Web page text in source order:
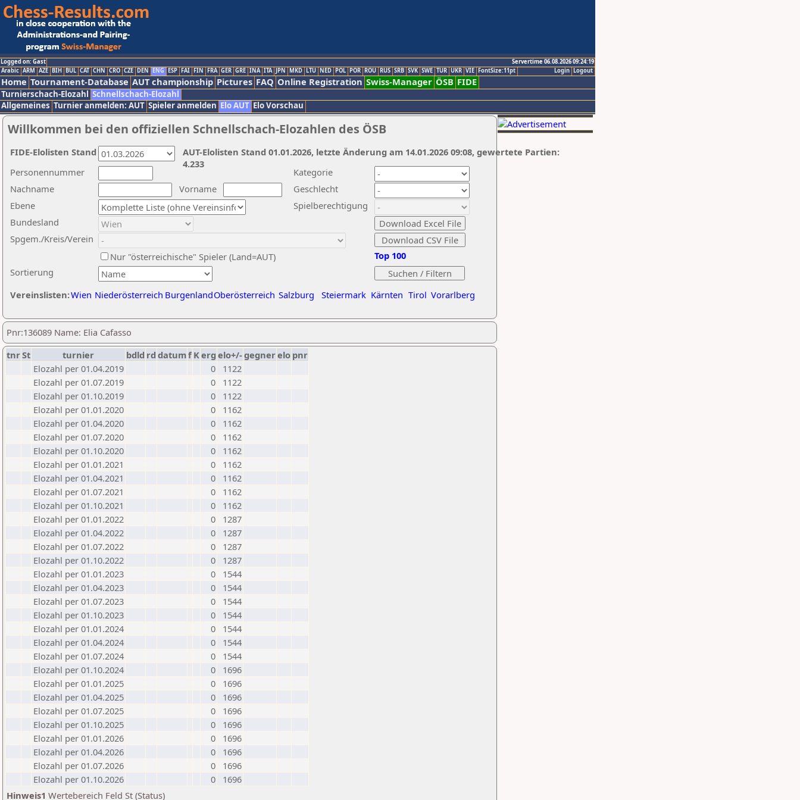
Logged on: Gast
Servertime 06.08.2026 09:24:19
Logout
Login
Arabic ARM AZE BIH BUL CAT CHN CRO CZE DEN ENG ESP FAI FIN FRA GER GRE INA ITA JPN MKD LTU NED POL POR ROU RUS SRB SVK SWE TUR UKR VIE FontSize:11pt
Home Tournament-Database AUT championship Pictures FAQ Online Registration Swiss-Manager ÖSB FIDE
Turnierschach-Elozahl Schnellschach-Elozahl
Allgemeines Turnier anmelden: AUT Spieler anmelden Elo AUT Elo Vorschau
Willkommen bei den offiziellen Schnellschach-Elozahlen des ÖSB
Nachname
Vorname
Ebene
Kategorie
Sortierung
Personennummer
Bundesland
Spgem./Kreis/Verein
Geschlecht
Nur "österreichische" Spieler (Land=AUT)
Spielberechtigung
Vereinslisten:Wien Niederösterreich BurgenlandOberösterreich Salzburg Steiermark Kärnten Tirol Vorarlberg
Top 100
AUT-Elolisten Stand 01.01.2026, letzte Änderung am 14.01.2026 09:08, gewertete Partien:
4.233
FIDE-Elolisten Stand
Pnr:136089 Name: Elia Cafasso
tnrSt turnier bdld rd datumf Kerg elo+/-gegnerelo pnr
Elozahl per 01.04.2019
0
1122
Elozahl per 01.07.2019
0
1122
Elozahl per 01.10.2019
0
1122
Elozahl per 01.01.2020
0
1162
Elozahl per 01.04.2020
0
1162
Elozahl per 01.07.2020
0
1162
Elozahl per 01.10.2020
0
1162
Elozahl per 01.01.2021
0
1162
Elozahl per 01.04.2021
0
1162
Elozahl per 01.07.2021
0
1162
Elozahl per 01.10.2021
0
1162
Elozahl per 01.01.2022
0
1287
Elozahl per 01.04.2022
0
1287
Elozahl per 01.07.2022
0
1287
Elozahl per 01.10.2022
0
1287
Elozahl per 01.01.2023
0
1544
Elozahl per 01.04.2023
0
1544
Elozahl per 01.07.2023
0
1544
Elozahl per 01.10.2023
0
1544
Elozahl per 01.01.2024
0
1544
Elozahl per 01.04.2024
0
1544
Elozahl per 01.07.2024
0
1544
Elozahl per 01.10.2024
0
1696
Elozahl per 01.01.2025
0
1696
Elozahl per 01.04.2025
0
1696
Elozahl per 01.07.2025
0
1696
Elozahl per 01.10.2025
0
1696
Elozahl per 01.01.2026
0
1696
Elozahl per 01.04.2026
0
1696
Elozahl per 01.07.2026
0
1696
Elozahl per 01.10.2026
0
1696
Hinweis1 Wertebereich Feld St (Status)